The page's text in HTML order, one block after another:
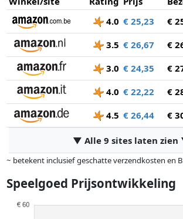
4.0 € 25,23 €
3.5 € 26,67 €
3.0 € 24,35 €
4.0 € 22,22 €
4.5 € 26,44 €
▼ Alle 9 sites laten zien
~ betekent inclusief geschatte verzendkosten en
gewicht.
Speelgoed Prijsontwikkeling